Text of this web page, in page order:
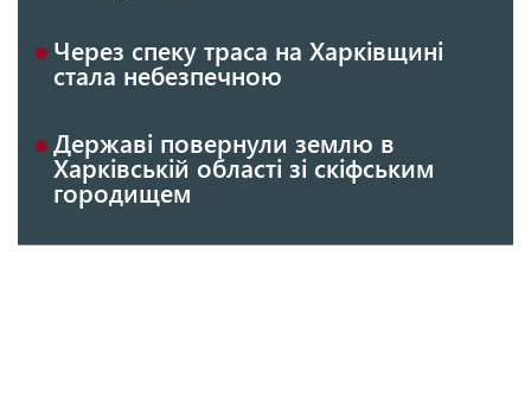
Через спеку траса на Харківщині
стала небезпечною
Державі повернули землю в
Харківській області зі скіфським
городищем